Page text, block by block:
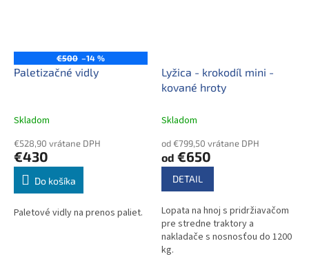
€500 –14 %
Paletizačné vidly
Skladom
€528,90 vrátane DPH
€430
Do košíka
Paletové vidly na prenos paliet.
Lyžica - krokodíl mini -
kované hroty
Skladom
od €799,50 vrátane DPH
od €650
DETAIL
Lopata na hnoj s pridržiavačom
pre stredne traktory a
nakladače s nosnosťou do 1200
kg.